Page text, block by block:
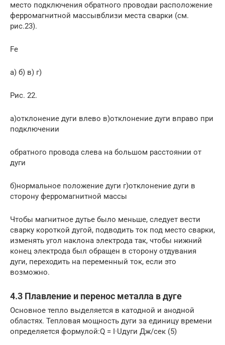
место подключения обратного проводаи расположение
ферромагнитной массывблизи места сварки (см.
рис.23).
Fe
а) б) в) г)
Рис. 22.
а)отклонение дуги влево в)отклонение дуги вправо при
подключении
обратного провода слева на большом расстоянии от
дуги
б)нормальное положение дуги г)отклонение дуги в
сторону ферромагнитной массы
Чтобы магнитное дутье было меньше, следует вести
сварку короткой дугой, подводить ток под место сварки,
изменять угол наклона электрода так, чтобы нижний
конец электрода был обращен в сторону отдувания
дуги, переходить на переменный ток, если это
возможно.
4.3 Плавление и перенос металла в дуге
Основное тепло выделяется в катодной и анодной
областях. Тепловая мощность дуги за единицу времени
определяется формулой:Q = I·Uдуги Дж/сек (5)